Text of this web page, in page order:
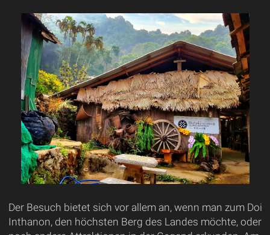
Der Besuch bietet sich vor allem an, wenn man zum Doi
Inthanon, den höchsten Berg des Landes möchte, oder